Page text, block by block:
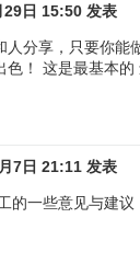
的油漆，而店中
位顾客到对面
不已。沃尔顿
就像在家里招待
关心他们的需要
齐所有需要货
日 15:50 发表
人分享，只要你能
！ 这是最基本的
7日 21:11 发表
的一些意见与建